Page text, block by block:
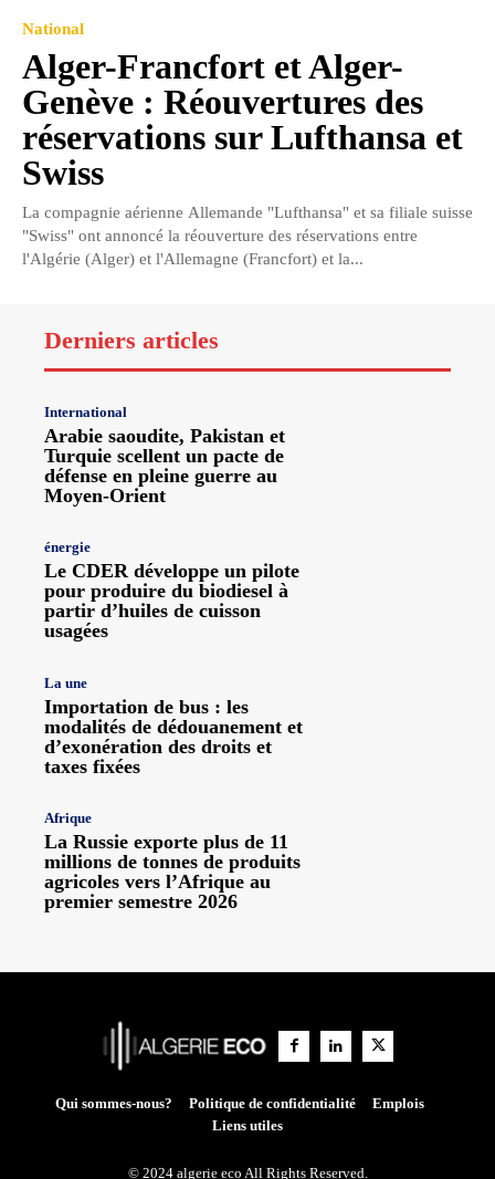
National
Alger-Francfort et Alger-
Genève : Réouvertures des
réservations sur Lufthansa et
Swiss
La compagnie aérienne Allemande "Lufthansa" et sa filiale suisse
"Swiss" ont annoncé la réouverture des réservations entre
l'Algérie (Alger) et l'Allemagne (Francfort) et la...
Derniers articles
International
Arabie saoudite, Pakistan et
Turquie scellent un pacte de
défense en pleine guerre au
Moyen-Orient
énergie
Le CDER développe un pilote
pour produire du biodiesel à
partir d’huiles de cuisson
usagées
La une
Importation de bus : les
modalités de dédouanement et
d’exonération des droits et
taxes fixées
Afrique
La Russie exporte plus de 11
millions de tonnes de produits
agricoles vers l’Afrique au
premier semestre 2026
Qui sommes-nous? Politique de confidentialité
Emplois
Liens utiles
© 2024 algerie eco All Rights Reserved.